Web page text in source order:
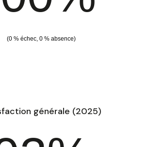
(0 % échec, 0 % absence)
générale (2025)